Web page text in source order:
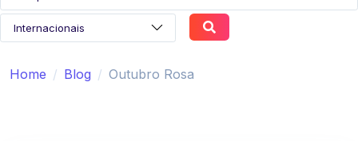
Home Blog Outubro Rosa